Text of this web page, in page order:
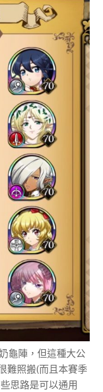
龜陣，但這種大公
難照搬(而且本賽季
思路是可以通用